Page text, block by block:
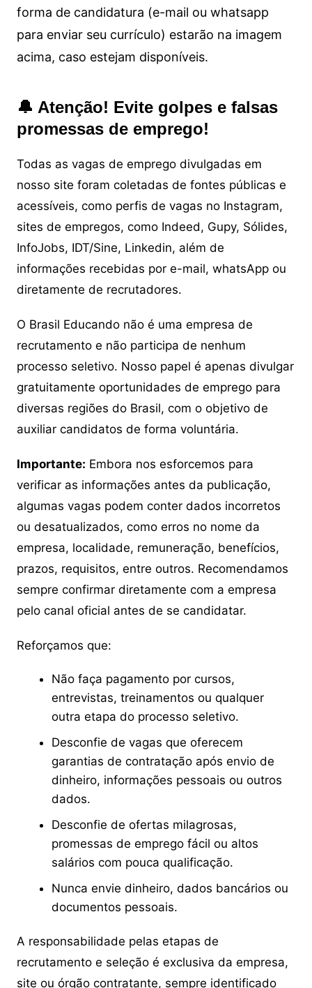
forma de candidatura (e-mail ou whatsapp
para enviar seu currículo) estarão na imagem
acima, caso estejam disponíveis.
🔔 Atenção! Evite golpes e falsas
promessas de emprego!
Todas as vagas de emprego divulgadas em
nosso site foram coletadas de fontes públicas e
acessíveis, como perfis de vagas no Instagram,
sites de empregos, como Indeed, Gupy, Sólides,
InfoJobs, IDT/Sine, Linkedin, além de
informações recebidas por e-mail, whatsApp ou
diretamente de recrutadores.
O Brasil Educando não é uma empresa de
recrutamento e não participa de nenhum
processo seletivo. Nosso papel é apenas divulgar
gratuitamente oportunidades de emprego para
diversas regiões do Brasil, com o objetivo de
auxiliar candidatos de forma voluntária.
Importante: Embora nos esforcemos para
verificar as informações antes da publicação,
algumas vagas podem conter dados incorretos
ou desatualizados, como erros no nome da
empresa, localidade, remuneração, benefícios,
prazos, requisitos, entre outros. Recomendamos
sempre confirmar diretamente com a empresa
pelo canal oficial antes de se candidatar.
Reforçamos que:
Não faça pagamento por cursos,
entrevistas, treinamentos ou qualquer
outra etapa do processo seletivo.
Desconfie de vagas que oferecem
garantias de contratação após envio de
dinheiro, informações pessoais ou outros
dados.
Desconfie de ofertas milagrosas,
promessas de emprego fácil ou altos
salários com pouca qualificação.
Nunca envie dinheiro, dados bancários ou
documentos pessoais.
A responsabilidade pelas etapas de
recrutamento e seleção é exclusiva da empresa,
site ou órgão contratante, sempre identificado